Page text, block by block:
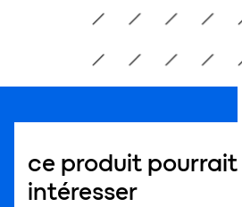
ce produit pourrait
intéresser